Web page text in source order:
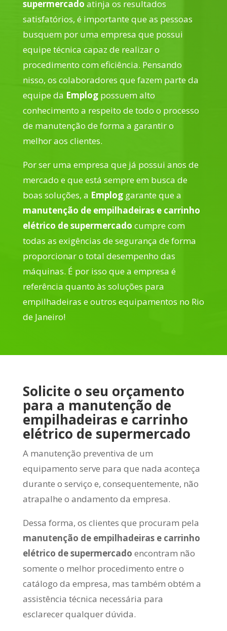
supermercado atinja os resultados
satisfatórios, é importante que as pessoas
busquem por uma empresa que possui
equipe técnica capaz de realizar o
procedimento com eficiência. Pensando
nisso, os colaboradores que fazem parte da
equipe da Emplogpossuem alto
conhecimento a respeito de todo o processo
de manutenção de forma a garantir o
melhor aos clientes.
Por ser uma empresa que já possui anos de
mercado e que está sempre em busca de
boas soluções, a Emploggarante que a
manutenção de empilhadeiras e carrinho
elétrico de supermercado cumpre com
todas as exigências de segurança de forma
proporcionar o total desempenho das
máquinas. É por isso que a empresa é
referência quanto às soluções para
empilhadeiras e outros equipamentos no Rio
de Janeiro!
Solicite o seu orçamento
para a manutenção de
empilhadeiras e carrinho
elétrico de supermercado
A manutenção preventiva de um
equipamento serve para que nada aconteça
durante o serviço e, consequentemente, não
atrapalhe o andamento da empresa.
Dessa forma, os clientes que procuram pela
manutenção de empilhadeiras e carrinho
elétrico de supermercado encontram não
somente o melhor procedimento entre o
catálogo da empresa, mas também obtém a
assistência técnica necessária para
esclarecer qualquer dúvida.